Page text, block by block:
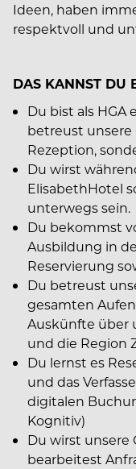
Ideen, haben
respektvoll und
DAS KANNST DU
Du bist als HGA
betreust unsere
Rezeption,
Du wirst
ElisabethHotel
unterwegs sein.
Du bekommst
Ausbildung in
Reservierung
Du betreust
gesamten
Auskünfte über
und die Region
Du lernst es
und das
digitalen
Kognitiv)
Du wirst unsere
bearbeitest